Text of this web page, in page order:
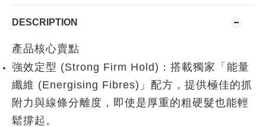
DESCRIPTION
產品核心賣點
強效定型 (Strong Firm Hold) ：搭載獨家「能量
纖維 (Energising Fibres)」配方，提供極佳的抓
附力與線條分離度，即使是厚重的粗硬髮也能輕
鬆撐起。